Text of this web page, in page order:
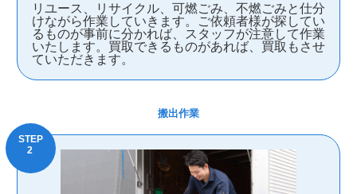
リユース、リサイクル、可燃ごみ、不燃ごみと仕分
けながら作業していきます。ご依頼者様が探してい
るものが事前に分かれば、スタッフが注意して作業
いたします。買取できるものがあれば、買取もさせ
ていただきます。
搬出作業